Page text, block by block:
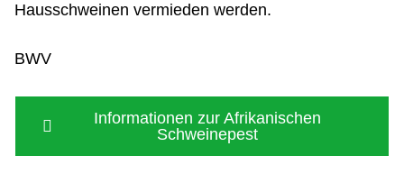
Hausschweinen vermieden werden.
BWV
Informationen zur Afrikanischen
Schweinepest